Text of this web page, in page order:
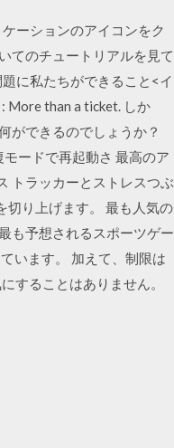
ーションのアイコンをク
てのチュートリアルを見て
に私たちができること<イ
More than a ticket. しか
ができるのでしょうか？
ードで再起動さ 最高のア
トラッカーとストレスつぶ
切り上げます。 最も人気の
も予想されるスポーツゲー
います。 加えて、制限は
することはありません。